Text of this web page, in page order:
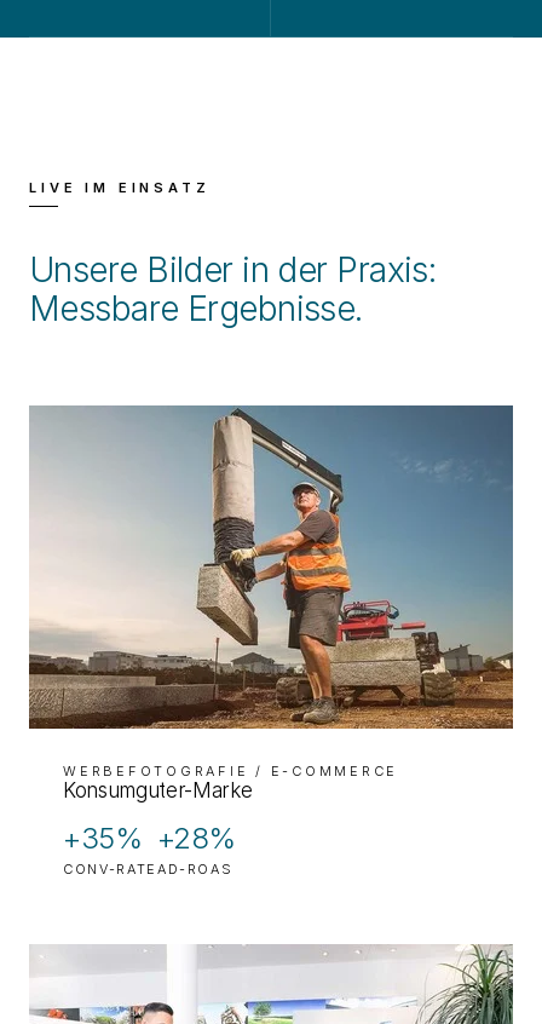
LIVE IM EINSATZ
Unsere Bilder in der Praxis:
Messbare Ergebnisse.
WERBEFOTOGRAFIE / E-COMMERCE
Konsumguter-Marke
+35%
CONV-RATE
+28%
AD-ROAS